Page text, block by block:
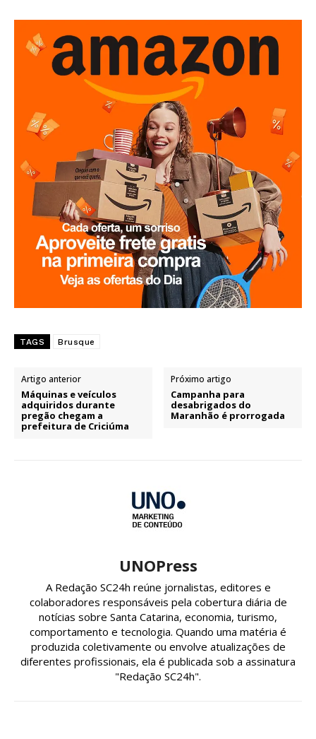
TAGS Brusque
Artigo anterior
Máquinas e veículos
adquiridos durante
pregão chegam a
prefeitura de Criciúma
Próximo artigo
Campanha para
desabrigados do
Maranhão é prorrogada
UNOPress
A Redação SC24h reúne jornalistas, editores e
colaboradores responsáveis pela cobertura diária de
notícias sobre Santa Catarina, economia, turismo,
comportamento e tecnologia. Quando uma matéria é
produzida coletivamente ou envolve atualizações de
diferentes profissionais, ela é publicada sob a assinatura
"Redação SC24h".